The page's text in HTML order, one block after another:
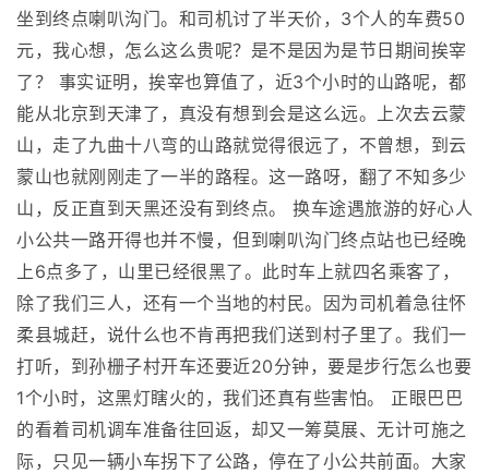
坐到终点喇叭沟门。和司机讨了半天价，3个人的车费50
元，我心想，怎么这么贵呢？是不是因为是节日期间挨宰
了？ 事实证明，挨宰也算值了，近3个小时的山路呢，都
能从北京到天津了，真没有想到会是这么远。上次去云蒙
山，走了九曲十八弯的山路就觉得很远了，不曾想，到云
蒙山也就刚刚走了一半的路程。这一路呀，翻了不知多少
山，反正直到天黑还没有到终点。 换车途遇旅游的好心人
小公共一路开得也并不慢，但到喇叭沟门终点站也已经晚
上6点多了，山里已经很黑了。此时车上就四名乘客了，
除了我们三人，还有一个当地的村民。因为司机着急往怀
柔县城赶，说什么也不肯再把我们送到村子里了。我们一
打听，到孙栅子村开车还要近20分钟，要是步行怎么也要
1个小时，这黑灯瞎火的，我们还真有些害怕。 正眼巴巴
的看着司机调车准备往回返，却又一筹莫展、无计可施之
际，只见一辆小车拐下了公路，停在了小公共前面。大家